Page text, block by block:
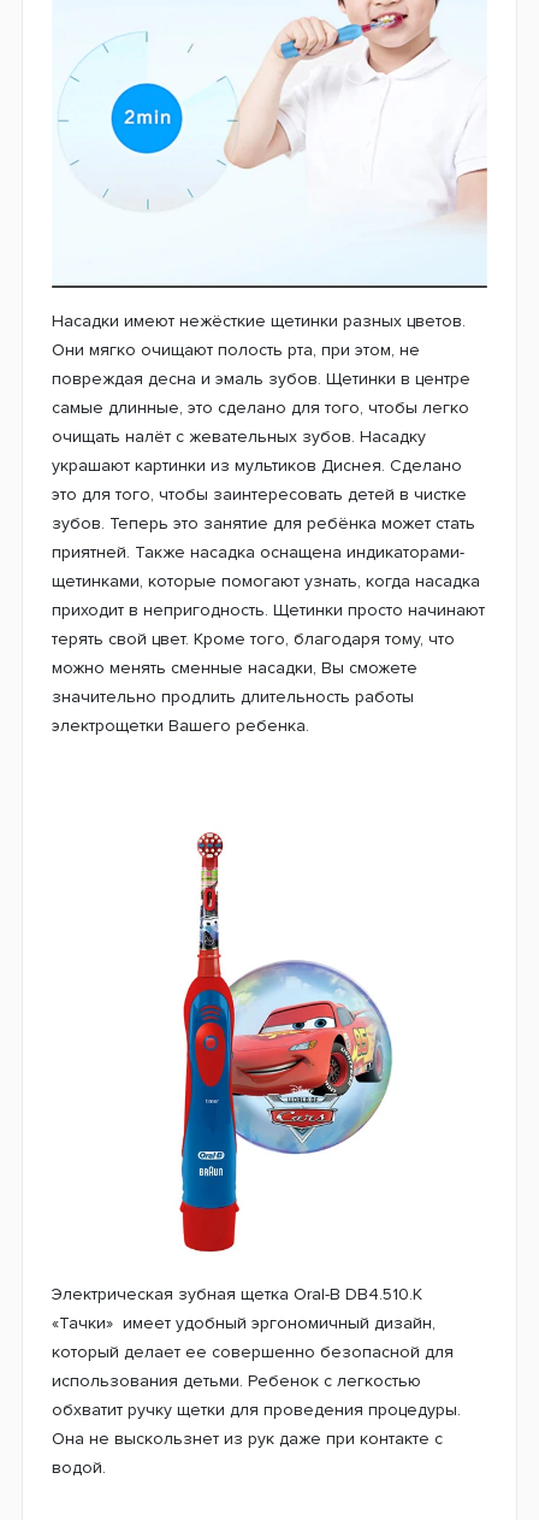
Насадки имеют нежёсткие щетинки разных цветов.
Они мягко очищают полость рта, при этом, не
повреждая десна и эмаль зубов. Щетинки в центре
самые длинные, это сделано для того, чтобы легко
очищать налёт с жевательных зубов. Насадку
украшают картинки из мультиков Диснея. Сделано
это для того, чтобы заинтересовать детей в чистке
зубов. Теперь это занятие для ребёнка может стать
приятней. Также насадка оснащена индикаторами-
щетинками, которые помогают узнать, когда насадка
приходит в непригодность. Щетинки просто начинают
терять свой цвет. Кроме того, благодаря тому, что
можно менять сменные насадки, Вы сможете
значительно продлить длительность работы
электрощетки Вашего ребенка.
Электрическая зубная щетка Oral-B DB4.510.К
«Тачки» имеет удобный эргономичный дизайн,
который делает ее совершенно безопасной для
использования детьми. Ребенок с легкостью
обхватит ручку щетки для проведения процедуры.
Она не выскользнет из рук даже при контакте с
водой.